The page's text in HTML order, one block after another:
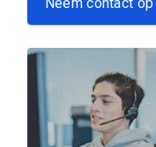
Neem contact op